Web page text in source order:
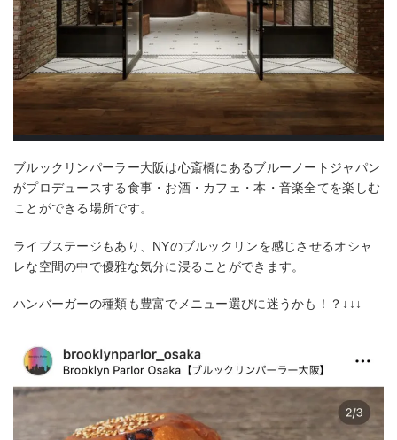
ブルックリンパーラー大阪は心斎橋にあるブルーノートジャパン
がプロデュースする食事・お酒・カフェ・本・音楽全てを楽しむ
ことができる場所です。
ライブステージもあり、NYのブルックリンを感じさせるオシャ
レな空間の中で優雅な気分に浸ることができます。
ハンバーガーの種類も豊富でメニュー選びに迷うかも！？↓↓↓